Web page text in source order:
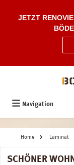
JETZT
Navigation
Home Laminat
SCHÖNER